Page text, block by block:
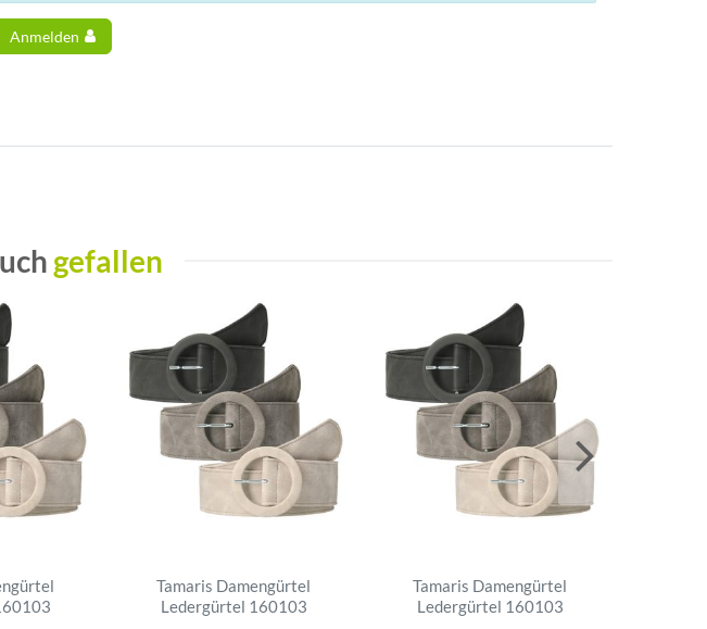
Anmelden
gefallen
Tamaris Damengürtel
Ledergürtel 160103
Tamaris Damengürtel
Ledergürtel 160103